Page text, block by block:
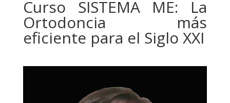
Curso SISTEMA ME: La
Ortodoncia más
eficiente para el Siglo XXI